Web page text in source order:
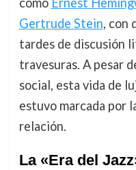
como Ernest
Gertrude Stein, con
tardes de discusión
travesuras. A pesar
social, esta vida de
estuvo marcada por
relación.
La «Era del